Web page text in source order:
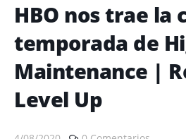
HBO nos trae la
temporada de
Maintenance |
Level Up